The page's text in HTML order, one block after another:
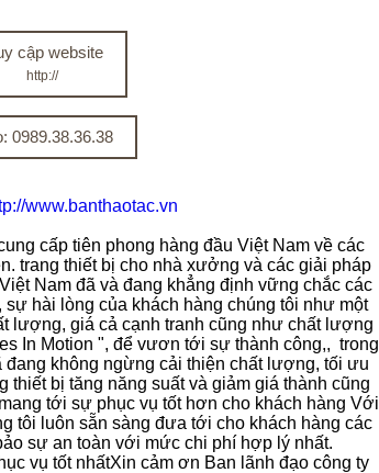
cập website
http://
0989.38.36.38
www.banthaotac.vn
cấp tiên phong hàng đầu Việt Nam về các
trang thiết bị cho nhà xưởng và các giải pháp
Nam đã và đang khẳng định vững chắc các
hài lòng của khách hàng chúng tôi như một
lượng, giá cả cạnh tranh cũng như chất lượng
In Motion ", để vươn tới sự thành công,, trong
đang không ngừng cải thiện chất lượng, tối ưu
thiết bị tăng năng suất và giảm giá thành cũng
tới sự phục vụ tốt hơn cho khách hàng Với
tôi luôn sẵn sàng đưa tới cho khách hàng các
sự an toàn với mức chi phí hợp lý nhất.
vụ tốt nhấtXin cảm ơn Ban lãnh đạo công ty